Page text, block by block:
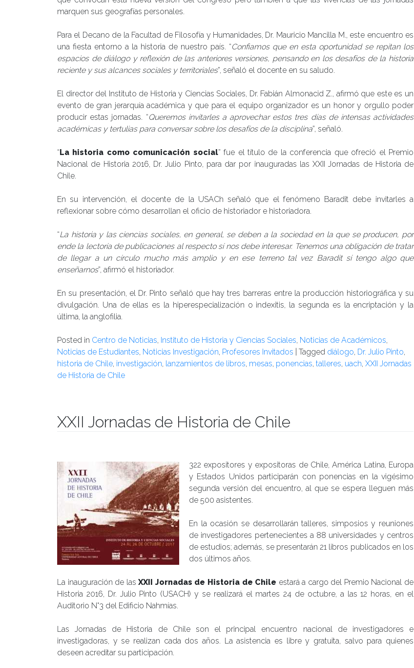
marquen sus geografías personales.
Para el Decano de la Facultad de Filosofía y Humanidades, Dr. Mauricio Mancilla M., este encuentro es
una fiesta entorno a la historia de nuestro país. “Confiamos que en esta oportunidad se repitan los
espacios de diálogo y reflexión de las anteriores versiones, pensando en los desafíos de la historia
reciente y sus alcances sociales y territoriales”, señaló el docente en su saludo.
El director del Instituto de Historia y Ciencias Sociales, Dr. Fabián Almonacid Z., afirmó que este es un
evento de gran jerarquía académica y que para el equipo organizador es un honor y orgullo poder
producir estas jornadas. “Queremos invitarles a aprovechar estos tres días de intensas actividades
académicas y tertulias para conversar sobre los desafíos de la disciplina”, señaló.
“La historia como comunicación social” fue el título de la conferencia que ofreció el Premio
Nacional de Historia 2016, Dr. Julio Pinto, para dar por inauguradas las XXII Jornadas de Historia de
Chile.
En su intervención, el docente de la USACh señaló que el fenómeno Baradit debe invitarles a
reflexionar sobre cómo desarrollan el oficio de historiador e historiadora.
“La historia y las ciencias sociales, en general, se deben a la sociedad en la que se producen, por
ende la lectoría de publicaciones al respecto sí nos debe interesar. Tenemos una obligación de tratar
de llegar a un círculo mucho más amplio y en ese terreno tal vez Baradit sí tengo algo que
enseñarnos”, afirmó el historiador.
En su presentación, el Dr. Pinto señaló que hay tres barreras entre la producción historiográfica y su
divulgación. Una de ellas es la hiperespecialización o indexitis, la segunda es la encriptación y la
última, la anglofilia.
Posted in Centro de Noticias, Instituto de Historia y Ciencias Sociales, Noticias de Académicos,
Noticias de Estudiantes, Noticias Investigación, Profesores Invitados Tagged diálogo, Dr. Julio Pinto,
historia de Chile, investigación, lanzamientos de libros, mesas, ponencias, talleres, uach, XXII Jornadas
de Historia de Chile
XXII Jornadas de Historia de Chile
322 expositores y expositoras de Chile, América Latina, Europa
y Estados Unidos participarán con ponencias en la vigésimo
segunda versión del encuentro, al que se espera lleguen más
de 500 asistentes.
En la ocasión se desarrollarán talleres, simposios y reuniones
de investigadores pertenecientes a 88 universidades y centros
de estudios; además, se presentarán 21 libros publicados en los
dos últimos años.
La inauguración de lasXXII Jornadas de Historia de Chile estará a cargo del Premio Nacional de
Historia 2016, Dr. Julio Pinto (USACH) y se realizará el martes 24 de octubre, a las 12 horas, en el
Auditorio N°3 del Edificio Nahmías.
Las Jornadas de Historia de Chile son el principal encuentro nacional de investigadores e
investigadoras, y se realizan cada dos años. La asistencia es libre y gratuita, salvo para quienes
deseen acreditar su participación.